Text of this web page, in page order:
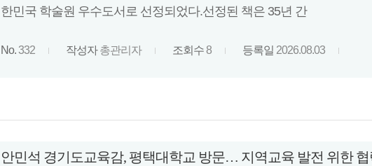
한민국 학술원 우수도서로 선정되었다.선정된 책은 35년 간
No.332 작성자 총관리자 조회수8 등록일 2026.08.03
안민석 경기도교육감, 평택대학교 방문… 지역교육 발전 위한 협